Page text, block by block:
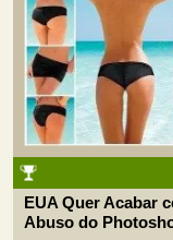
EUA Quer Acabar
Abuso do